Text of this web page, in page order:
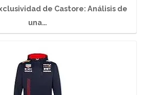
de Castore: Análisis de
una…